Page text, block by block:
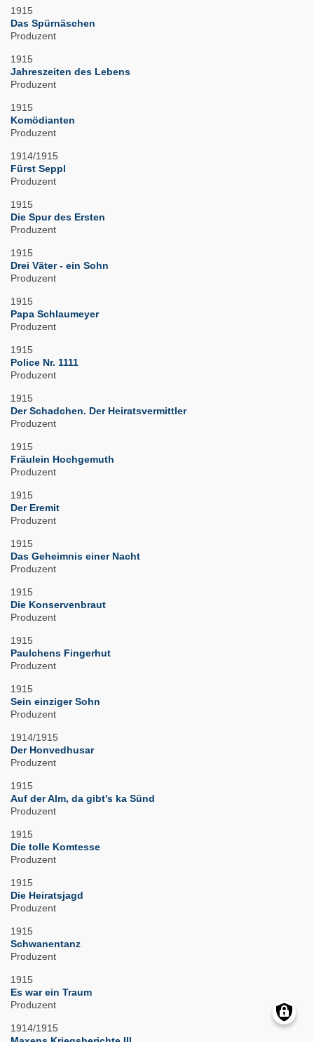
1915
Das Spürnäschen
Produzent
1915
Jahreszeiten des Lebens
Produzent
1915
Komödianten
Produzent
1914/1915
Fürst Seppl
Produzent
1915
Die Spur des Ersten
Produzent
1915
Drei Väter - ein Sohn
Produzent
1915
Papa Schlaumeyer
Produzent
1915
Police Nr. 1111
Produzent
1915
Der Schadchen. Der Heiratsvermittler
Produzent
1915
Fräulein Hochgemuth
Produzent
1915
Der Eremit
Produzent
1915
Das Geheimnis einer Nacht
Produzent
1915
Die Konservenbraut
Produzent
1915
Paulchens Fingerhut
Produzent
1915
Sein einziger Sohn
Produzent
1914/1915
Der Honvedhusar
Produzent
1915
Auf der Alm, da gibt's ka Sünd
Produzent
1915
Die tolle Komtesse
Produzent
1915
Die Heiratsjagd
Produzent
1915
Schwanentanz
Produzent
1915
Es war ein Traum
Produzent
1914/1915